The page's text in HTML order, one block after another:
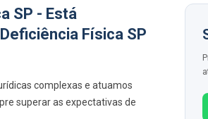
SP - Está
Física SP
complexas e atuamos
superar as expectativas de